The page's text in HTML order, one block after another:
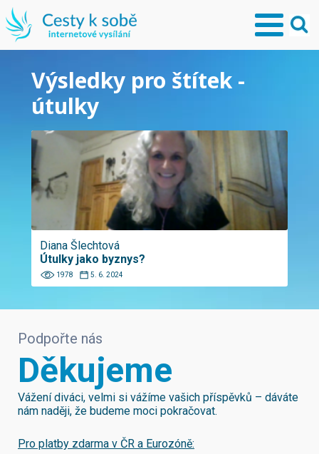
Výsledky pro štítek -
útulky
Diana Šlechtová
Útulky jako byznys?
1978 5. 6. 2024
Podpořte nás
Děkujeme
Vážení diváci, velmi si vážíme vašich příspěvků – dáváte
nám naději, že budeme moci pokračovat.
Pro platby zdarma v ČR a Eurozóně: